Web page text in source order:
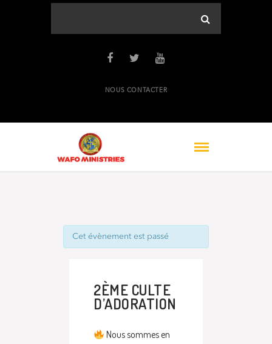
NOUS CONTACTER
Cet évènement est passé
2ÈME CULTE
D’ADORATION
Nous sommes en